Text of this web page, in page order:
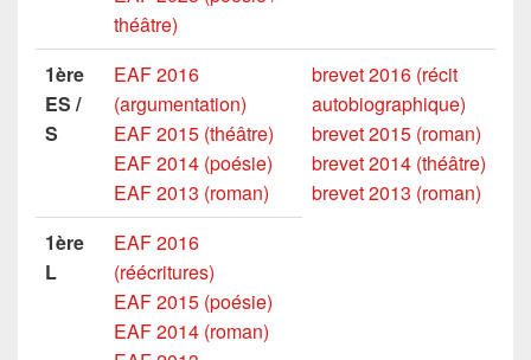
théâtre)
1ère
ES /
S
EAF 2016
(argumentation)
EAF 2015 (théâtre)
EAF 2014 (poésie)
EAF 2013 (roman)
brevet 2016 (récit
autobiographique)
brevet 2015 (roman)
brevet 2014 (théâtre)
brevet 2013 (roman)
1ère
L
EAF 2016
(réécritures)
EAF 2015 (poésie)
EAF 2014 (roman)